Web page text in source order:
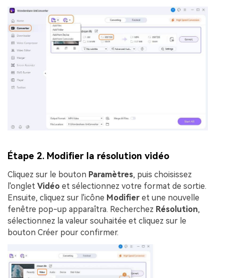
Étape 2. Modifier la résolution vidéo
Cliquez sur le bouton Paramètres, puis choisissez
l'onglet Vidéo et sélectionnez votre format de sortie.
Ensuite, cliquez sur l'icône Modifier et une nouvelle
fenêtre pop-up apparaîtra. Recherchez Résolution,
sélectionnez la valeur souhaitée et cliquez sur le
bouton Créer pour confirmer.